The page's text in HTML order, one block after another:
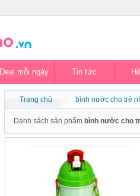
Deal mỗi ngày Tin tức
Trang chủ bình nước cho trẻ
Danh sách sản phẩm bình nước cho